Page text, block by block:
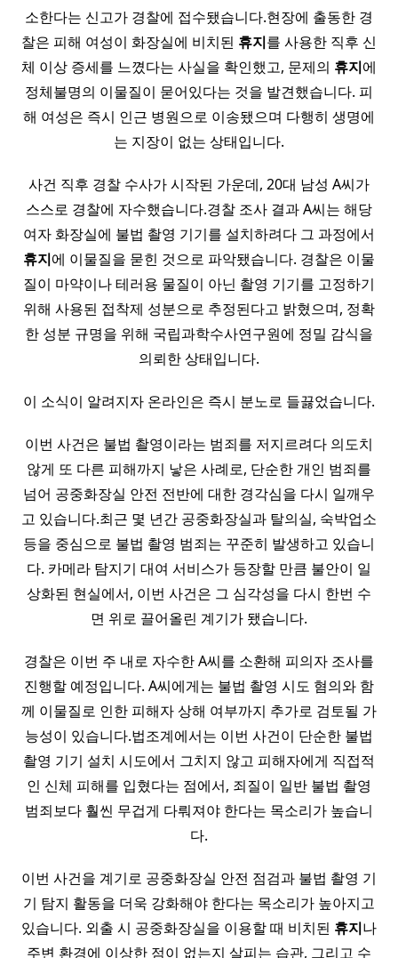
소한다는 신고가 경찰에 접수됐습니다.현장에 출동한 경
찰은 피해 여성이 화장실에 비치된 휴지를 사용한 직후 신
체 이상 증세를 느꼈다는 사실을 확인했고, 문제의 휴지에
정체불명의 이물질이 묻어있다는 것을 발견했습니다. 피
해 여성은 즉시 인근 병원으로 이송됐으며 다행히 생명에
는 지장이 없는 상태입니다.
사건 직후 경찰 수사가 시작된 가운데, 20대 남성 A씨가
스스로 경찰에 자수했습니다.경찰 조사 결과 A씨는 해당
여자 화장실에 불법 촬영 기기를 설치하려다 그 과정에서
휴지에 이물질을 묻힌 것으로 파악됐습니다. 경찰은 이물
질이 마약이나 테러용 물질이 아닌 촬영 기기를 고정하기
위해 사용된 접착제 성분으로 추정된다고 밝혔으며, 정확
한 성분 규명을 위해 국립과학수사연구원에 정밀 감식을
의뢰한 상태입니다.
이 소식이 알려지자 온라인은 즉시 분노로 들끓었습니다.
이번 사건은 불법 촬영이라는 범죄를 저지르려다 의도치
않게 또 다른 피해까지 낳은 사례로, 단순한 개인 범죄를
넘어 공중화장실 안전 전반에 대한 경각심을 다시 일깨우
고 있습니다.최근 몇 년간 공중화장실과 탈의실, 숙박업소
등을 중심으로 불법 촬영 범죄는 꾸준히 발생하고 있습니
다. 카메라 탐지기 대여 서비스가 등장할 만큼 불안이 일
상화된 현실에서, 이번 사건은 그 심각성을 다시 한번 수
면 위로 끌어올린 계기가 됐습니다.
경찰은 이번 주 내로 자수한 A씨를 소환해 피의자 조사를
진행할 예정입니다. A씨에게는 불법 촬영 시도 혐의와 함
께 이물질로 인한 피해자 상해 여부까지 추가로 검토될 가
능성이 있습니다.법조계에서는 이번 사건이 단순한 불법
촬영 기기 설치 시도에서 그치지 않고 피해자에게 직접적
인 신체 피해를 입혔다는 점에서, 죄질이 일반 불법 촬영
범죄보다 훨씬 무겁게 다뤄져야 한다는 목소리가 높습니
다.
이번 사건을 계기로 공중화장실 안전 점검과 불법 촬영 기
기 탐지 활동을 더욱 강화해야 한다는 목소리가 높아지고
있습니다. 외출 시 공중화장실을 이용할 때 비치된 휴지나
주변 환경에 이상한 점이 없는지 살피는 습관, 그리고 수